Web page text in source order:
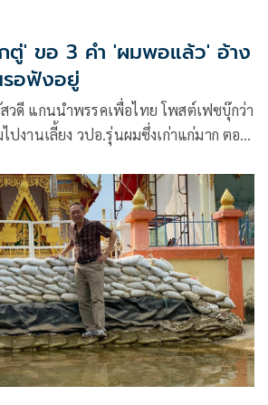
' อ้าง
รอฟังอยู่
นำพรรคเพื่อไทย โพสต์เฟซบุ๊กว่า